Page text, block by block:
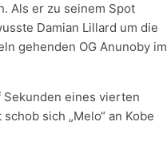
Als er zu seinem Spot
Damian Lillard um die
gehenden OG Anunoby im
Sekunden eines vierten
sich „Melo“ an Kobe